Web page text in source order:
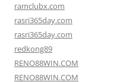
ramclubx.com
rasri365day.com
rasri365day.com
redkong89
RENO88WIN.COM
RENO88WIN.COM